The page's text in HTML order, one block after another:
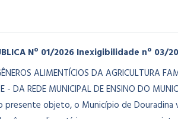
Nº 01/2026 Inexigibilidade nº 03/
ALIMENTÍCIOS DA AGRICULTURA
- DA REDE MUNICIPAL DE ENSINO DO
presente objeto, o Município de